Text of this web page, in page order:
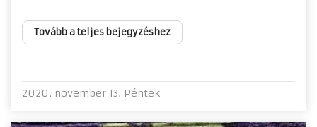
Tovább a teljes bejegyzéshez
2020. november 13. Péntek